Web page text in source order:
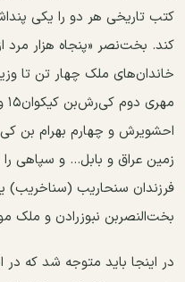
کتب تاریخی هر دو را یکی
کند. بخت‌نصر «پنجاه هزار
خاندان‌های ملک چهار تن تا
زمین عراق و بابل... و سپاهی
فرزندان سنحاریب (سناخریب)
بخت‌النصربن نبوزرادن و ملک
در اینجا باید متوجه شد که در